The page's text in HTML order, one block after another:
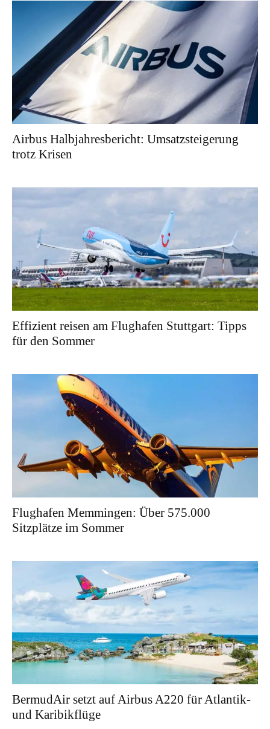
Airbus Halbjahresbericht: Umsatzsteigerung
trotz Krisen
Effizient reisen am Flughafen Stuttgart: Tipps
für den Sommer
Flughafen Memmingen: Über 575.000
Sitzplätze im Sommer
BermudAir setzt auf Airbus A220 für Atlantik-
und Karibikflüge